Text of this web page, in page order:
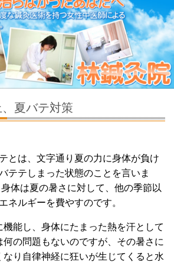
夏バテ対策
とは、文字通り夏の力に身体が負け
テテしまった状態のことを言いま
身体は夏の暑さに対して、他の季節以
エネルギーを費やすのです。
能し、身体にたまった熱を汗として
の問題もないのですが、その暑さに
り自律神経に狂いが生じてくると水